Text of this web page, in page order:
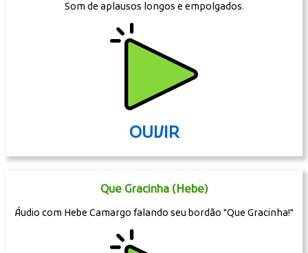
Som de aplausos longos e empolgados.
OUVIR
Que Gracinha (Hebe)
Áudio com Hebe Camargo falando seu bordão "Que Gracinha!"